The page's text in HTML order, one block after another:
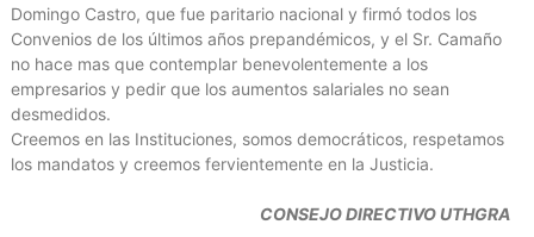
Domingo Castro, que fue paritario nacional y firmó todos los
Convenios de los últimos años prepandémicos, y el Sr. Camaño
no hace mas que contemplar benevolentemente a los
empresarios y pedir que los aumentos salariales no sean
desmedidos.
Creemos en las Instituciones, somos democráticos, respetamos
los mandatos y creemos fervientemente en la Justicia.
CONSEJO DIRECTIVO UTHGRA